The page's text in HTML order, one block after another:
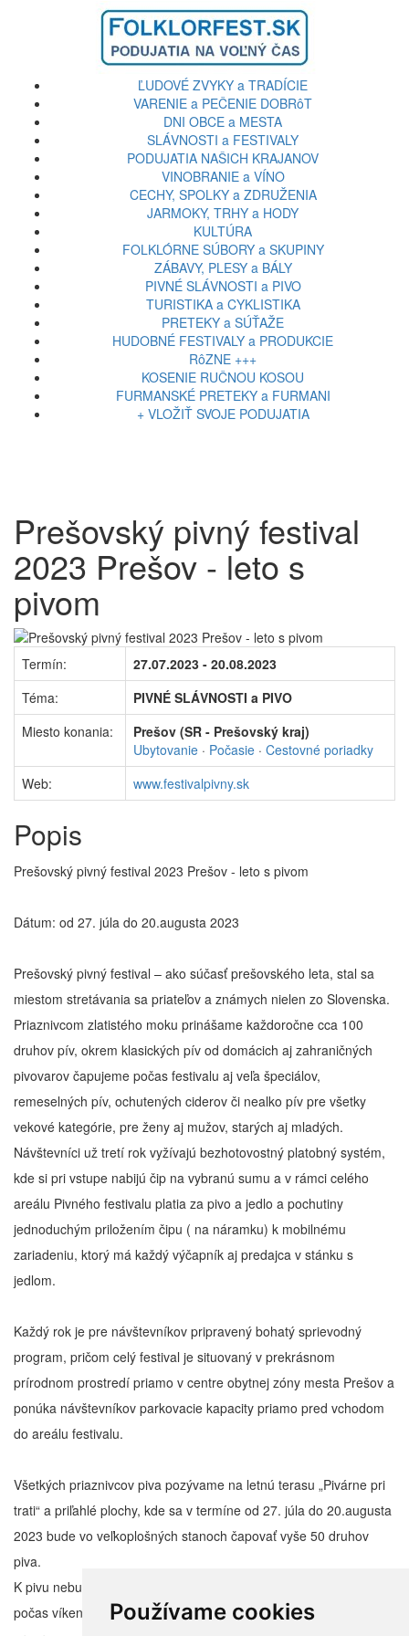
Používame cookies
ĽUDOVÉ ZVYKY a TRADÍCIE
VARENIE a PEČENIE DOBRôT
DNI OBCE a MESTA
SLÁVNOSTI a FESTIVALY
PODUJATIA NAŠICH KRAJANOV
VINOBRANIE a VÍNO
CECHY, SPOLKY a ZDRUŽENIA
JARMOKY, TRHY a HODY
KULTÚRA
FOLKLÓRNE SÚBORY a SKUPINY
ZÁBAVY, PLESY a BÁLY
PIVNÉ SLÁVNOSTI a PIVO
TURISTIKA a CYKLISTIKA
PRETEKY a SÚŤAŽE
HUDOBNÉ FESTIVALY a PRODUKCIE
RôZNE +++
KOSENIE RUČNOU KOSOU
FURMANSKÉ PRETEKY a FURMANI
+ VLOŽIŤ SVOJE PODUJATIA
Prešovský pivný festival
2023 Prešov - leto s
pivom
Termín:
27.07.2023 - 20.08.2023
Téma:
PIVNÉ SLÁVNOSTI a PIVO
Miesto konania:
Prešov (SR - Prešovský kraj)
Ubytovanie · Počasie · Cestovné poriadky
Web:
www.festivalpivny.sk
Popis
Prešovský pivný festival 2023 Prešov - leto s pivom
Dátum: od 27. júla do 20.augusta 2023
Prešovský pivný festival – ako súčasť prešovského leta, stal sa
miestom stretávania sa priateľov a známych nielen zo Slovenska.
Priaznivcom zlatistého moku prinášame každoročne cca 100
druhov pív, okrem klasických pív od domácich aj zahraničných
pivovarov čapujeme počas festivalu aj veľa špeciálov,
remeselných pív, ochutených ciderov či nealko pív pre všetky
vekové kategórie, pre ženy aj mužov, starých aj mladých.
Návštevníci už tretí rok vyžívajú bezhotovostný platobný systém,
kde si pri vstupe nabijú čip na vybranú sumu a v rámci celého
areálu Pivného festivalu platia za pivo a jedlo a pochutiny
jednoduchým priložením čipu ( na náramku) k mobilnému
zariadeniu, ktorý má každý výčapník aj predajca v stánku s
jedlom.
Každý rok je pre návštevníkov pripravený bohatý sprievodný
program, pričom celý festival je situovaný v prekrásnom
prírodnom prostredí priamo v centre obytnej zóny mesta Prešov a
ponúka návštevníkov parkovacie kapacity priamo pred vchodom
do areálu festivalu.
Všetkých priaznivcov piva pozývame na letnú terasu „Pivárne pri
trati“ a priľahlé plochy, kde sa v termíne od 27. júla do 20.augusta
2023 bude vo veľkoplošných stanoch čapovať vyše 50 druhov
piva.
K pivu nebudú chýbať grilované špeciality a obvyklé pochutiny a
počas víkendov Vám posedenie na terase spestríme sprievodným